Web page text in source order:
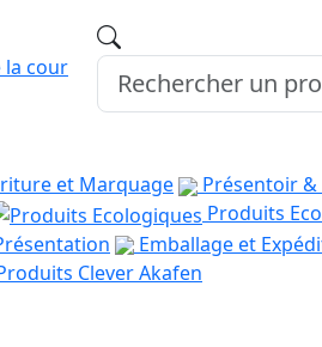
et Marquage Présentoir
Produits
Emballage et
Clever Akafen